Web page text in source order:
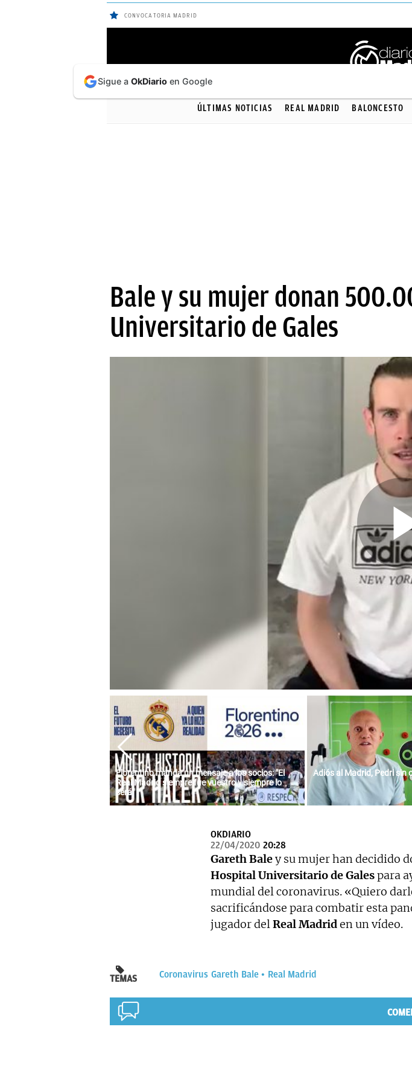
CONVOCATORIA MADRID
ÚLTIMAS
NOTICIAS
OKDIARIO
ÚLTIMAS NOTICIAS REAL MADRID BALONCESTO
Bale y su mujer donan
Universitario de Gales
Florentino manda un mensaje a los socios: "El
Real Madrid siempre fue vuestro y siempre lo
será"
Adiós al Madrid, Pedri sin
OKDIARIO
22/04/2020 20:28
Gareth Baley su mujer han decidido
Hospital Universitario de Galespara
mundial del coronavirus. «Quiero
sacrificándose para combatir esta
jugador del Real Madriden un vídeo.
TEMAS Coronavirus Gareth Bale Real Madrid
Sigue a OkDiario en Google